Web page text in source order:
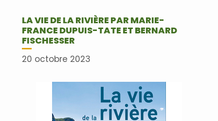
LA VIE DE LA RIVIÈRE PAR MARIE-
FRANCE DUPUIS-TATE ET BERNARD
FISCHESSER
20 octobre 2023